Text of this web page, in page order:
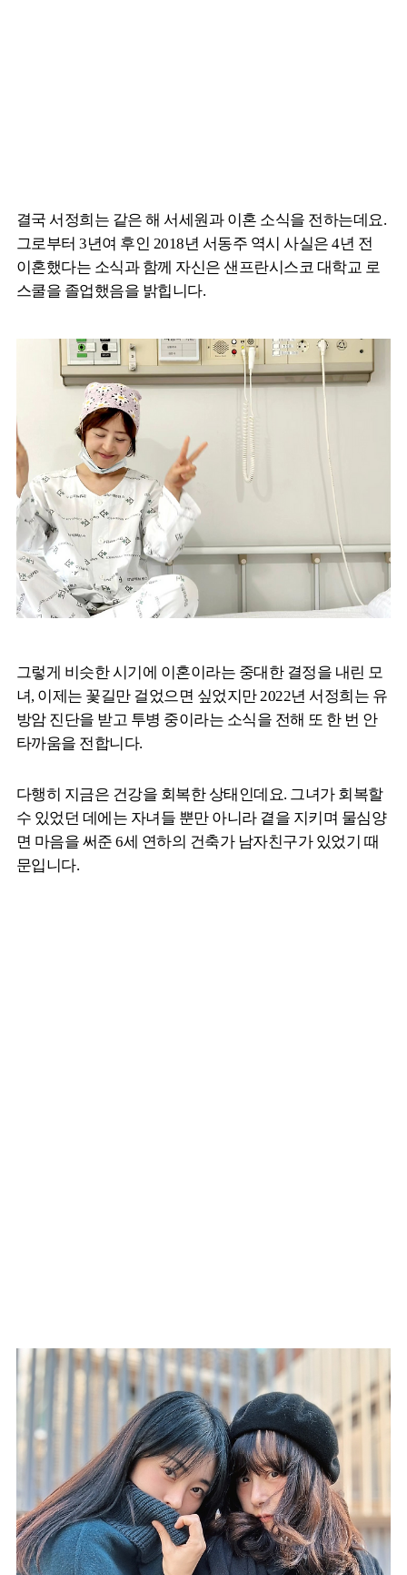
결국 서정희는 같은 해 서세원과 이혼 소식을 전하는데요.
그로부터 3년여 후인 2018년 서동주 역시 사실은 4년 전
이혼했다는 소식과 함께 자신은 샌프란시스코 대학교 로
스쿨을 졸업했음을 밝힙니다.
그렇게 비슷한 시기에 이혼이라는 중대한 결정을 내린 모
녀, 이제는 꽃길만 걸었으면 싶었지만 2022년 서정희는 유
방암 진단을 받고 투병 중이라는 소식을 전해 또 한 번 안
타까움을 전합니다.
다행히 지금은 건강을 회복한 상태인데요. 그녀가 회복할
수 있었던 데에는 자녀들 뿐만 아니라 곁을 지키며 물심양
면 마음을 써준 6세 연하의 건축가 남자친구가 있었기 때
문입니다.